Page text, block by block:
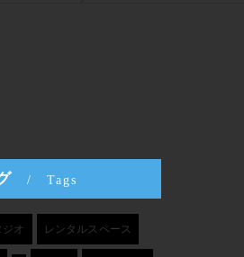
Tags
オ レンタルスペース